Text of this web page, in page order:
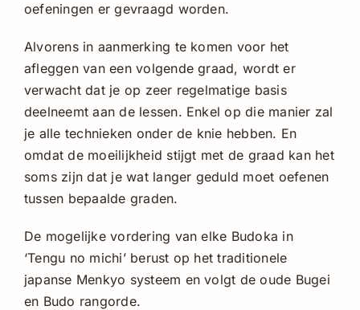
oefeningen er gevraagd worden.
Alvorens in aanmerking te komen voor het
afleggen van een volgende graad, wordt er
verwacht dat je op zeer regelmatige basis
deelneemt aan de lessen. Enkel op die manier zal
je alle technieken onder de knie hebben. En
omdat de moeilijkheid stijgt met de graad kan het
soms zijn dat je wat langer geduld moet oefenen
tussen bepaalde graden.
De mogelijke vordering van elke Budoka in
‘Tengu no michi’ berust op het traditionele
japanse Menkyo systeem en volgt de oude Bugei
en Budo rangorde.